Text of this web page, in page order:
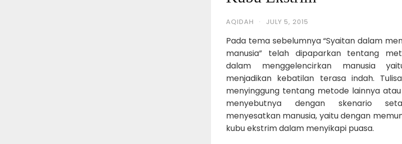
AQIDAH · JULY 5, 2015
Pada tema sebelumnya “Syaitan dalam
manusia” telah dipaparkan tentang
dalam menggelencirkan manusia
menjadikan kebatilan terasa indah.
menyinggung tentang metode lainnya
menyebutnya dengan skenario
menyesatkan manusia, yaitu dengan
kubu ekstrim dalam menyikapi puasa.